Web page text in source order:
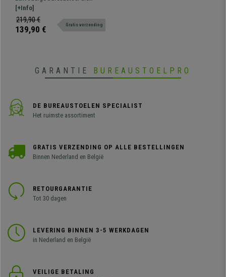
Bekleed met Lichtbruin
Leder
opvalt door comfort, design en
kwaliteit. Met een dikke vulling
bekleed met synthetisch leder en
[+Info]
219,90 €
139,90 € Gratis verzending
GARANTIE BUREAUSTOELPRO
DE BUREAUSTOELEN SPECIALIST
Het ruimste assortiment
GRATIS VERZENDING OP ALLE BESTELLINGEN
Binnen Nederland en België
RETOURGARANTIE
Tot 30 dagen
LEVERING BINNEN 3-5 WERKDAGEN
in Nederland en België
VEILIGE BETALING